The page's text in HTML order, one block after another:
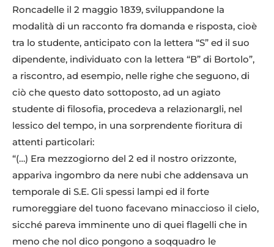
Roncadelle il 2 maggio 1839, sviluppandone la
modalità di un racconto fra domanda e risposta, cioè
tra lo studente, anticipato con la lettera “S” ed il suo
dipendente, individuato con la lettera “B” di Bortolo”,
a riscontro, ad esempio, nelle righe che seguono, di
ciò che questo dato sottoposto, ad un agiato
studente di filosofia, procedeva a relazionargli, nel
lessico del tempo, in una sorprendente fioritura di
attenti particolari:
“(…) Era mezzogiorno del 2 ed il nostro orizzonte,
appariva ingombro da nere nubi che addensava un
temporale di S.E. Gli spessi lampi ed il forte
rumoreggiare del tuono facevano minaccioso il cielo,
sicché pareva imminente uno di quei flagelli che in
meno che nol dico pongono a soqquadro le